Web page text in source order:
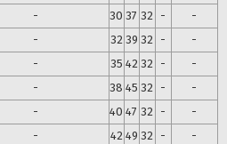
- 30 37 32 -
-
- 32 39 32 -
-
- 35 42 32 -
-
- 38 45 32 -
-
- 40 47 32 -
-
- 42 49 32 -
-